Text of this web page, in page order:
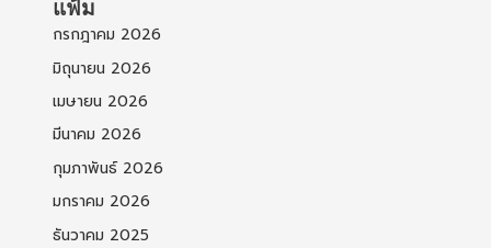
แฟ้ม
กรกฎาคม 2026
มิถุนายน 2026
เมษายน 2026
มีนาคม 2026
กุมภาพันธ์ 2026
มกราคม 2026
ธันวาคม 2025